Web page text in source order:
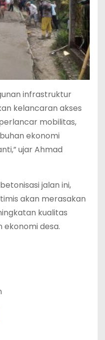
infrastruktur
kelancaran akses
mobilitas,
ekonomi
ujar Ahmad
jalan ini,
akan merasakan
kualitas
ekonomi desa.